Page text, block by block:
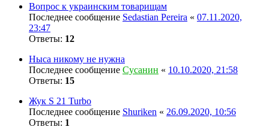
Вопрос к украинским товарищам
Последнее сообщение Sedastian Pereira « 07.11.2020,
23:47
Ответы: 12
Ныса никому не нужна
Последнее сообщение Сусанин « 10.10.2020, 21:58
Ответы: 15
Жук S 21 Turbo
Последнее сообщение Shuriken « 26.09.2020, 10:56
Ответы: 1